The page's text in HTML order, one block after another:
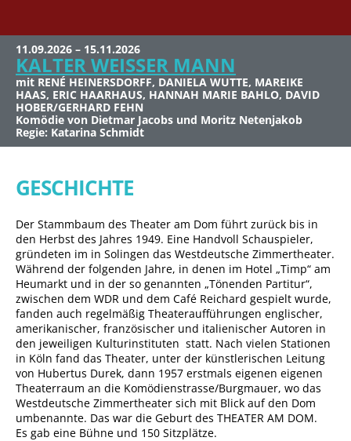
11.09.2026 – 15.11.2026
KALTER WEISSER MANN
mit RENÉ HEINERSDORFF, DANIELA WUTTE, MAREIKE
HAAS, ERIC HAARHAUS, HANNAH MARIE BAHLO, DAVID
HOBER/GERHARD FEHN
Komödie von Dietmar Jacobs und Moritz Netenjakob
Regie: Katarina Schmidt
27.11.2026 – 06.02.2027
SCHLAFLOS IN HAMM
mit ANJA KRUSE, JOACHIM NIMTZ, HELENA SIGAL, FELIX
EVERDING
Komödie von Yael Hahn
Regie: Michael von Au
12.02.2027 – 18.04.2027
FISCH SUCHT FAHRRAD
mit ISABEL VARELL, MARTIN ARMKNECHT, MADELEINE
NIESCHE, SEBASTIAN GODER
Komödie von Peter Quilter
Regie: Simone Pfennig
23.04.2027 – 20.06.2027
UND DAS IST GUT SO
mit URSULA KARVEN, SIMONE RETHEL-HEESTERS, CARL
BRUCHHÄUSER, YAEL HAHN, TILMAN ROSE
Komödie von René Heinersdorff
Regie: René Heinersdorff
27.09.2026
WDR5 KABARETTFEST
KÖLN
Sonntag 27.09.2026, 11 Uhr
Mitwirkende: Lisa Feller, Patrick Nederkoorn, Onkel Fisch,
Markus Barth
Moderation: Nessi Tausendschön
10.10.2026, 20 Uhr
STEPHAN HIPPE, 100 JAHRE
AZNAVOUR
Einmal Charles und wie er die Welt sah
11.10.2026, 17 Uhr
STEPHAN HIPPE die KNEF
story
Eine Bühnenshow über das Leben der deutschen Chanson-
Legende mit über 30 Liedern
GESCHICHTE
Der Stammbaum des Theater am Dom führt zurück bis in
den Herbst des Jahres 1949. Eine Handvoll Schauspieler,
gründeten im in Solingen das Westdeutsche Zimmertheater.
Während der folgenden Jahre, in denen im Hotel „Timp“ am
Heumarkt und in der so genannten „Tönenden Partitur“,
zwischen dem WDR und dem Café Reichard gespielt wurde,
fanden auch regelmäßig Theateraufführungen englischer,
amerikanischer, französischer und italienischer Autoren in
den jeweiligen Kulturinstituten statt. Nach vielen Stationen
in Köln fand das Theater, unter der künstlerischen Leitung
von Hubertus Durek, dann 1957 erstmals eigenen eigenen
Theaterraum an die Komödienstrasse/Burgmauer, wo das
Westdeutsche Zimmertheater sich mit Blick auf den Dom
umbenannte. Das war die Geburt des THEATER AM DOM.
Es gab eine Bühne und 150 Sitzplätze.